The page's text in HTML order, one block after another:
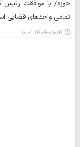
تمامی واحدهای قضایی
۱۴۰۴-۰۵-۱۴ ۱۰:۰۱